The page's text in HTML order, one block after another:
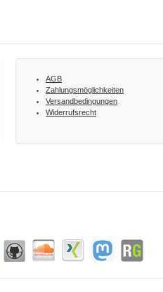
AGB
Zahlungsmöglichkeiten
Versandbedingungen
Widerrufsrecht